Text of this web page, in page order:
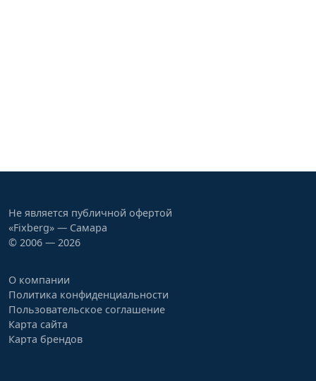
Не является публичной офертой
«Fixberg» — Самара
© 2006 — 2026
О компании
Политика конфиденциальности
Пользовательское соглашение
Карта сайта
Карта брендов